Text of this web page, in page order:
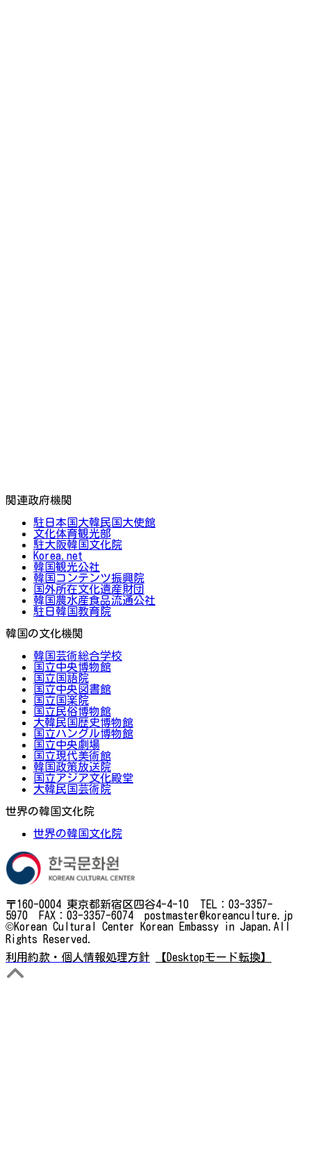
関連政府機関
駐日本国大韓民国大使館
文化体育観光部
駐大阪韓国文化院
Korea.net
韓国観光公社
韓国コンテンツ振興院
国外所在文化遺産財団
韓国農水産食品流通公社
駐日韓国教育院
韓国の文化機関
韓国芸術総合学校
国立中央博物館
国立国語院
国立中央図書館
国立国楽院
国立民俗博物館
大韓民国歴史博物館
国立ハングル博物館
国立中央劇場
国立現代美術館
韓国政策放送院
国立アジア文化殿堂
大韓民国芸術院
世界の韓国文化院
世界の韓国文化院
〒160-0004 東京都新宿区四谷4-4-10 TEL：03-3357-
5970 FAX：03-3357-6074 postmaster@koreanculture.jp
©Korean Cultural Center Korean Embassy in Japan.All
Rights Reserved.
利用約款・個人情報処理方針
【Desktopモード転換】